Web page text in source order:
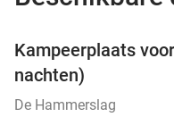
Kampeerplaats
nachten)
De Hammerslag